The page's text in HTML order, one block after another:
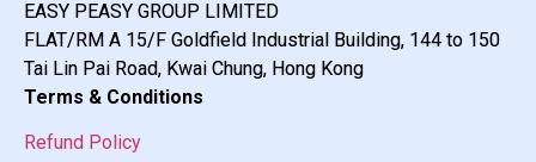
EASY PEASY GROUP LIMITED
FLAT/RM A 15/F Goldfield Industrial Building, 144 to 150
Tai Lin Pai Road, Kwai Chung, Hong Kong
Terms & Conditions
Refund Policy